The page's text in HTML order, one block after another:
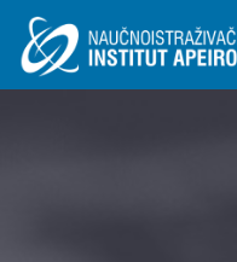
Skip to main content